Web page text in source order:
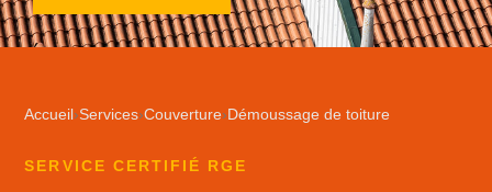
Accueil ›Services›Couverture› Démoussage de toiture
SERVICE CERTIFIÉ RGE